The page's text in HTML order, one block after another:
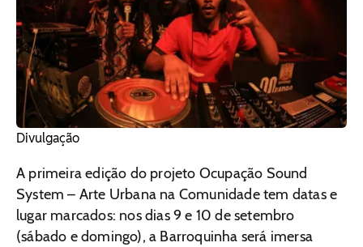
Divulgação
A primeira edição do projeto Ocupação Sound
System – Arte Urbana na Comunidade tem datas e
lugar marcados: nos dias 9 e 10 de setembro
(sábado e domingo), a Barroquinha será imersa